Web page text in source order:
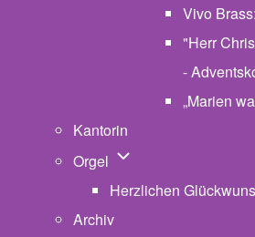
Vivo
"Herr
-
„Marien
Kantorin
Orgel Unternavigation von
Herzlichen
Archiv